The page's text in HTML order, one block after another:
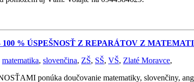
% ÚSPEŠNOSŤ Z REPARÁTOV Z
matematika, slovenčina, ZŠ, SŠ, VŠ, Zlaté Moravce,
ponúka doučovanie matematiky, slovenčiny,